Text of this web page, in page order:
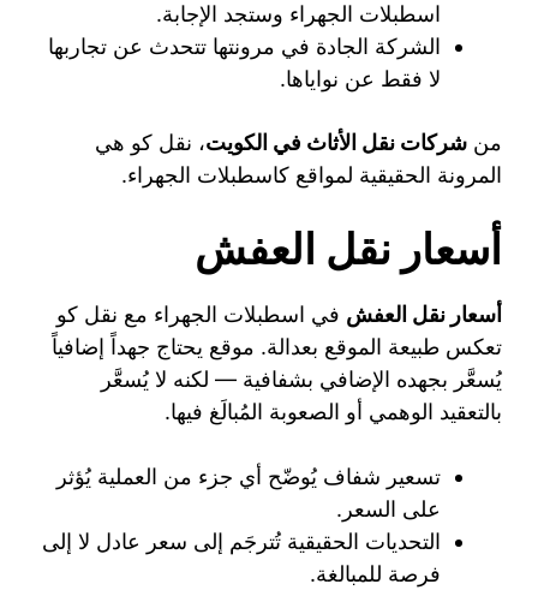
اسطبلات الجهراء وستجد الإجابة.
الشركة الجادة في مرونتها تتحدث عن تجاربها
لا فقط عن نواياها.
من شركات نقل الأثاث في الكويت، نقل كو هي
المرونة الحقيقية لمواقع كاسطبلات الجهراء.
أسعار نقل العفش
أسعار نقل العفش في اسطبلات الجهراء مع نقل كو
تعكس طبيعة الموقع بعدالة. موقع يحتاج جهداً إضافياً
يُسعَّر بجهده الإضافي بشفافية — لكنه لا يُسعَّر
بالتعقيد الوهمي أو الصعوبة المُبالَغ فيها.
تسعير شفاف يُوضّح أي جزء من العملية يُؤثر
على السعر.
التحديات الحقيقية تُترجَم إلى سعر عادل لا إلى
فرصة للمبالغة.